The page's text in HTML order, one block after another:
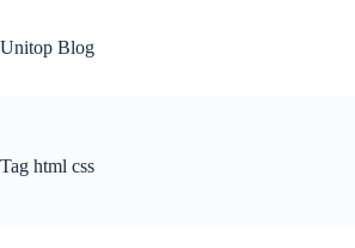
content
Unitop Blog
Tag html css